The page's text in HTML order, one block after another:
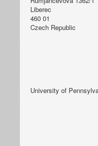
Liberec
460 01
Czech Republic
University of